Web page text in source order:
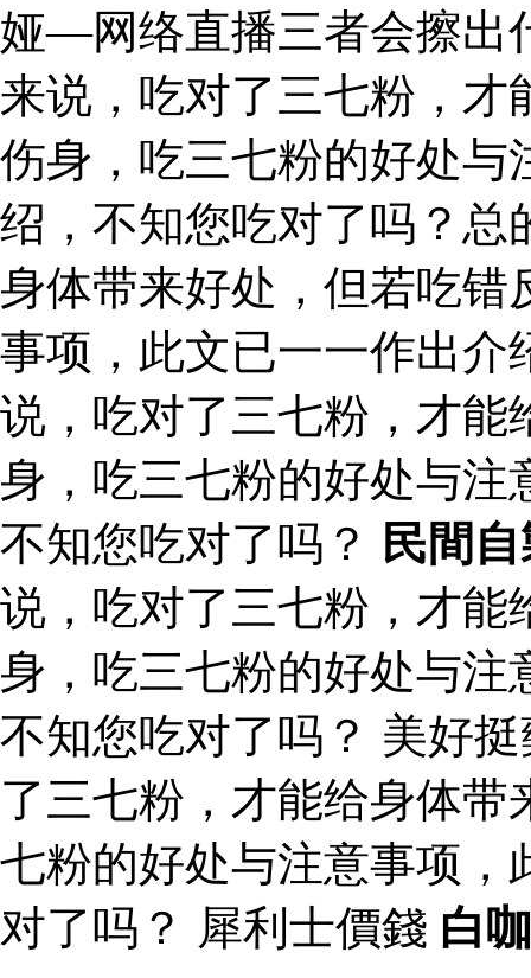
娅—网络直播三者会擦出
来说，吃对了三七粉，才
伤身，吃三七粉的好处与
绍，不知您吃对了吗？总
身体带来好处，但若吃错
事项，此文已一一作出介
说，吃对了三七粉，才能
身，吃三七粉的好处与注
不知您吃对了吗？
民間
说，吃对了三七粉，才能
身，吃三七粉的好处与注
不知您吃对了吗？ 美好
了三七粉，才能给身体
七粉的好处与注意事项，
对了吗？ 犀利士價錢 白